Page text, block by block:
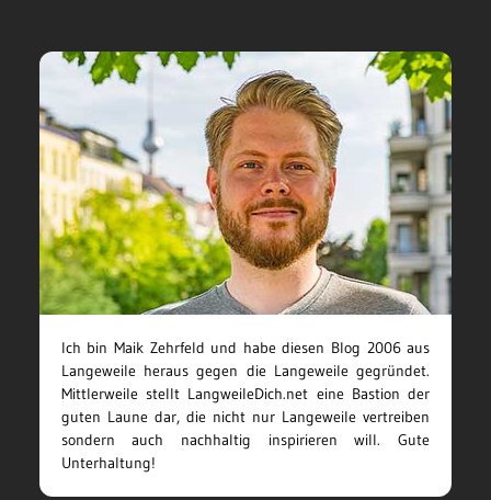
Ich bin Maik Zehrfeld und habe diesen Blog 2006 aus
Langeweile heraus gegen die Langeweile gegründet.
Mittlerweile stellt LangweileDich.net eine Bastion der
guten Laune dar, die nicht nur Langeweile vertreiben
sondern auch nachhaltig inspirieren will. Gute
Unterhaltung!